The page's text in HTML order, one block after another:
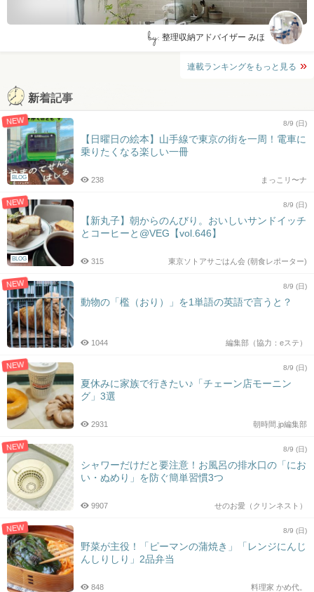
by: 整理収納アドバイザー みほ
連載ランキングをもっと見る
新着記事
NEW
BLOG
8/9 (日)
【日曜日の絵本】山手線で東京の街を一周！電車に
乗りたくなる楽しい一冊
まっこリ〜ナ
238
NEW
BLOG
8/9 (日)
【新丸子】朝からのんびり。おいしいサンドイッチ
とコーヒーと@VEG【vol.646】
東京ソトアサごはん会 (朝食レポーター)
315
NEW 8/9 (日)
動物の「檻（おり）」を1単語の英語で言うと？
編集部（協力：eステ）
1044
NEW 8/9 (日)
夏休みに家族で行きたい♪「チェーン店モーニン
グ」3選
朝時間.jp編集部
2931
NEW 8/9 (日)
シャワーだけだと要注意！お風呂の排水口の「にお
い・ぬめり」を防ぐ簡単習慣3つ
せのお愛（クリンネスト）
9907
NEW 8/9 (日)
野菜が主役！「ピーマンの蒲焼き」「レンジにんじ
んしりしり」2品弁当
料理家 かめ代。
848